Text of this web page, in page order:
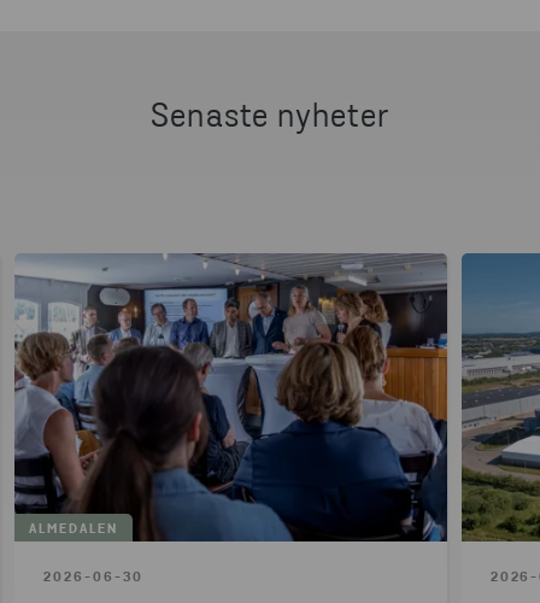
Senaste nyheter
ALMEDALEN
2026-06-30